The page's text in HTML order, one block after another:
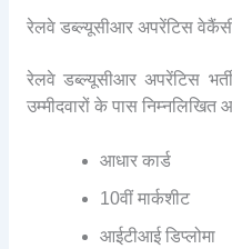
रेलवे डब्ल्यूसीआर अपरेंटिस
रेलवे डब्ल्यूसीआर अपरेंटिस
उम्मीदवारों के पास
आधार कार्ड
10वीं मार्कशीट
आईटीआई डिप्लोमा